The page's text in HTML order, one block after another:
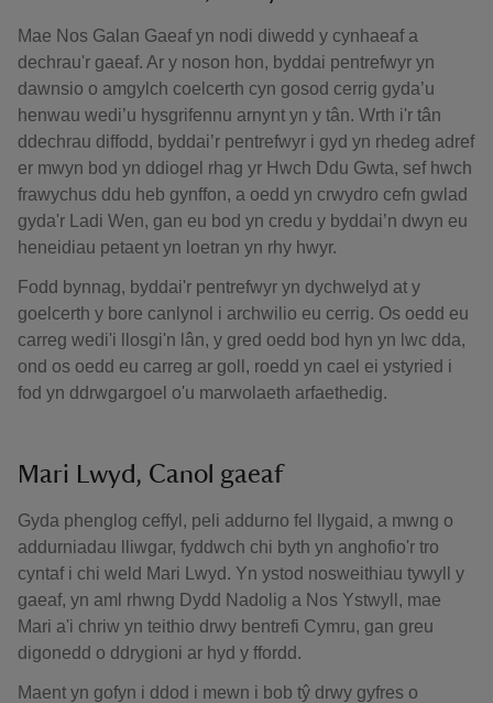
Mae Nos Galan Gaeaf yn nodi diwedd y cynhaeaf a
dechrau'r gaeaf. Ar y noson hon, byddai pentrefwyr yn
dawnsio o amgylch coelcerth cyn gosod cerrig gyda’u
henwau wedi’u hysgrifennu arnynt yn y tân. Wrth i'r tân
ddechrau diffodd, byddai’r pentrefwyr i gyd yn rhedeg adref
er mwyn bod yn ddiogel rhag yr Hwch Ddu Gwta, sef hwch
frawychus ddu heb gynffon, a oedd yn crwydro cefn gwlad
gyda'r Ladi Wen, gan eu bod yn credu y byddai’n dwyn eu
heneidiau petaent yn loetran yn rhy hwyr.
Fodd bynnag, byddai'r pentrefwyr yn dychwelyd at y
goelcerth y bore canlynol i archwilio eu cerrig. Os oedd eu
carreg wedi'i llosgi'n lân, y gred oedd bod hyn yn lwc dda,
ond os oedd eu carreg ar goll, roedd yn cael ei ystyried i
fod yn ddrwgargoel o'u marwolaeth arfaethedig.
Mari Lwyd, Canol gaeaf
Gyda phenglog ceffyl, peli addurno fel llygaid, a mwng o
addurniadau lliwgar, fyddwch chi byth yn anghofio'r tro
cyntaf i chi weld Mari Lwyd. Yn ystod nosweithiau tywyll y
gaeaf, yn aml rhwng Dydd Nadolig a Nos Ystwyll, mae
Mari a'i chriw yn teithio drwy bentrefi Cymru, gan greu
digonedd o ddrygioni ar hyd y ffordd.
Maent yn gofyn i ddod i mewn i bob tŷ drwy gyfres o